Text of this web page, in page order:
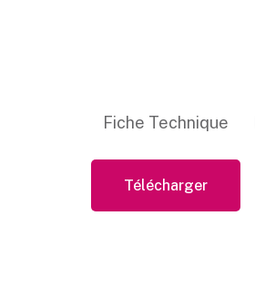
Fiche Technique
Télécharger